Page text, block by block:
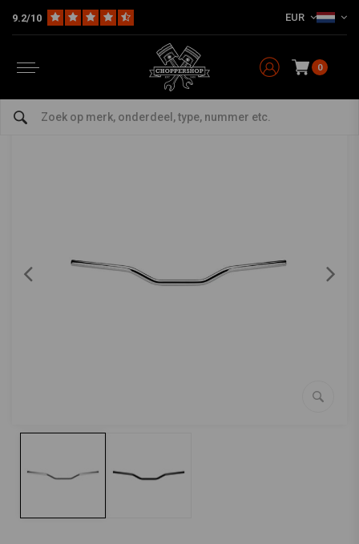
9.2/10 EUR
0
Multi-fit Stuur & Toebehoor 7/8 "Tracker-stuur" LOW "
bekijk alles van Biltwell
7/8 "Tracker-stuur" LOW "